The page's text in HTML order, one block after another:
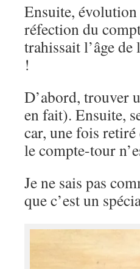
Ensuite,
réfection du
trahissait l’âge
!
D’abord, trouver
en fait). Ensuite,
car, une fois retiré
le compte-tour
Je ne sais pas
que c’est un